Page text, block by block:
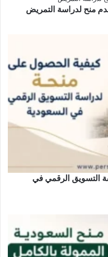
منح لدراسة التمريض
التسويق الرقمي في